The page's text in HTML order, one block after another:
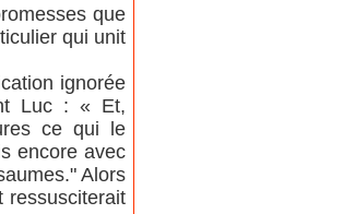
que
qui unit
ignorée
Luc : « Et,
ce qui le
encore avec
Alors
ressusciterait